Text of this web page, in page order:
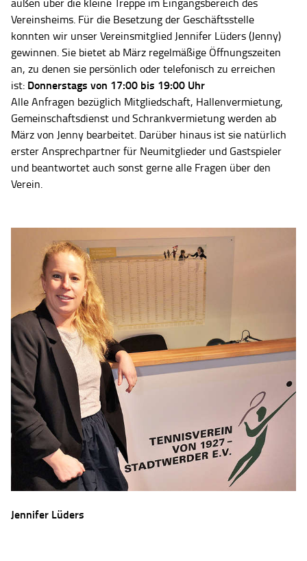
außen über die kleine Treppe im Eingangsbereich des
Vereinsheims. Für die Besetzung der Geschäftsstelle
konnten wir unser Vereinsmitglied Jennifer Lüders (Jenny)
gewinnen. Sie bietet ab März regelmäßige Öffnungszeiten
an, zu denen sie persönlich oder telefonisch zu erreichen
ist: Donnerstags von 17:00 bis 19:00 Uhr
Alle Anfragen bezüglich Mitgliedschaft, Hallenvermietung,
Gemeinschaftsdienst und Schrankvermietung werden ab
März von Jenny bearbeitet. Darüber hinaus ist sie natürlich
erster Ansprechpartner für Neumitglieder und Gastspieler
und beantwortet auch sonst gerne alle Fragen über den
Verein.
Jennifer Lüders